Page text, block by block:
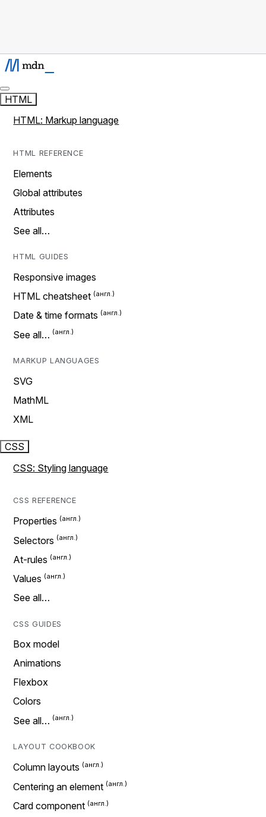
HTML
HTML: Markup language
HTML REFERENCE
Elements
Global attributes
Attributes
See all…
HTML GUIDES
Responsive images
HTML cheatsheet
Date & time formats
See all…
MARKUP LANGUAGES
SVG
MathML
XML
CSS
CSS: Styling language
CSS REFERENCE
Properties
Selectors
At-rules
Values
See all…
CSS GUIDES
Box model
Animations
Flexbox
Colors
See all…
LAYOUT COOKBOOK
Column layouts
Centering an element
Card component